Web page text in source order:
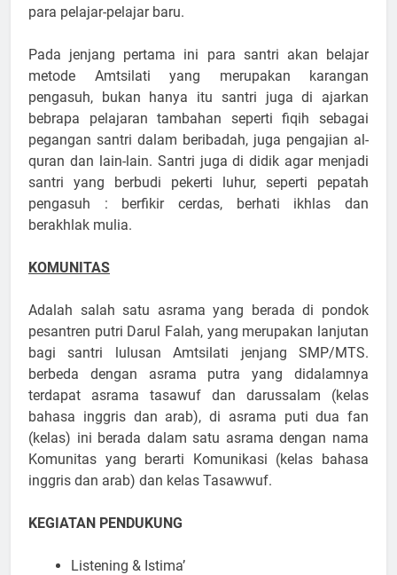
para pelajar-pelajar baru.
Pada jenjang pertama ini para santri akan belajar
metode Amtsilati yang merupakan karangan
pengasuh, bukan hanya itu santri juga di ajarkan
bebrapa pelajaran tambahan seperti fiqih sebagai
pegangan santri dalam beribadah, juga pengajian al-
quran dan lain-lain. Santri juga di didik agar menjadi
santri yang berbudi pekerti luhur, seperti pepatah
pengasuh : berfikir cerdas, berhati ikhlas dan
berakhlak mulia.
KOMUNITAS
Adalah salah satu asrama yang berada di pondok
pesantren putri Darul Falah, yang merupakan lanjutan
bagi santri lulusan Amtsilati jenjang SMP/MTS.
berbeda dengan asrama putra yang didalamnya
terdapat asrama tasawuf dan darussalam (kelas
bahasa inggris dan arab), di asrama puti dua fan
(kelas) ini berada dalam satu asrama dengan nama
Komunitas yang berarti Komunikasi (kelas bahasa
inggris dan arab) dan kelas Tasawwuf.
KEGIATAN PENDUKUNG
Listening & Istima’